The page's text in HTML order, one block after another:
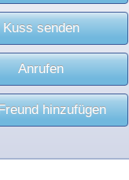
Kuss senden
Anrufen
hinzufügen